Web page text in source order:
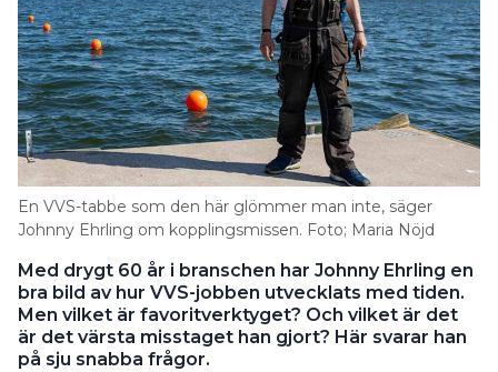
En VVS-tabbe som den här glömmer man inte, säger
Johnny Ehrling om kopplingsmissen. Foto; Maria Nöjd
Med drygt 60 år i branschen har Johnny Ehrling en
bra bild av hur VVS-jobben utvecklats med tiden.
Men vilket är favoritverktyget? Och vilket är det
är det värsta misstaget han gjort? Här svarar han
på sju snabba frågor.